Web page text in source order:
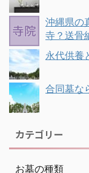
沖縄県の
寺？送骨
永代供養
合同墓な
カテゴリー
お墓の種類